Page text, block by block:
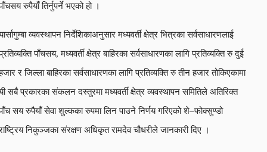
रुपैयाँ तिर्नुपर्ने भएको हो ।
व्यवस्थापन निर्देशिकाअनुसार मध्यवर्ती क्षेत्र भित्रका सर्वसाधारणलाई
पाँचसय, मध्यवर्ती क्षेत्र बाहिरका सर्वसाधारणका लागि प्रतिव्यक्ति रु दुई
र जिल्ला बाहिरका सर्वसाधारणका लागि प्रतिव्यक्ति रु तीन हजार तोकिएकामा
सबै प्रकारका संकलन दस्तुरमा मध्यवर्ती क्षेत्र व्यवस्थापन समितिले अतिरिक्त
सय रुपैयाँ सेवा शुल्कका रुपमा लिन पाउने निर्णय गरिएको शे–फोक्सुण्डो
निकुञ्जका संरक्षण अधिकृत रामदेव चौधरीले जानकारी दिए ।